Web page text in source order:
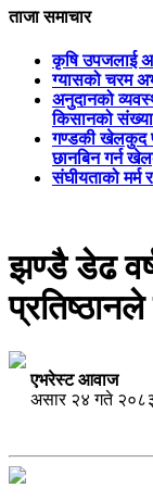
ताजा समाचार
कृषि उपजलाई
ग्यासको चरम
अनुदानको
किसानको
गण्डकी खेलकुद
छानबिन गर्न
संघीयताको मर्म
झण्डै डेढ
प्रतिष्ठानले
एभरेस्ट आवाज
असार २४ गते २०८३